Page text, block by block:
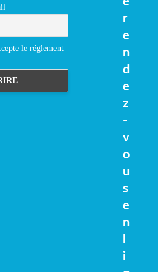
le réglement
r
e
n
d
e
z
-
v
o
u
s
e
n
i